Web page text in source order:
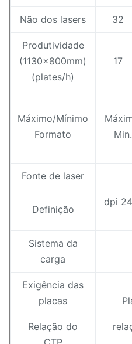
Não dos lasers 32
Produtividade
(1130x800mm)
(plates/h)
17
Máximo/Mínimo
Formato
Fonte de laser
Definição
dpi
Sistema da
carga
Exigência das
placas
Relação do